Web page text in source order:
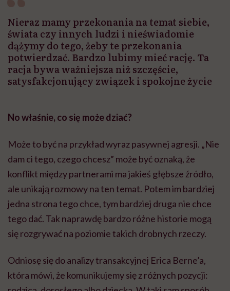
Nieraz mamy przekonania na temat siebie,
świata czy innych ludzi i nieświadomie
dążymy do tego, żeby te przekonania
potwierdzać. Bardzo lubimy mieć rację. Ta
racja bywa ważniejsza niż szczęście,
satysfakcjonujący związek i spokojne życie
No właśnie, co się może dziać?
Może to być na przykład wyraz pasywnej agresji. „Nie
dam ci tego, czego chcesz” może być oznaką, że
konflikt między partnerami ma jakieś głębsze źródło,
ale unikają rozmowy na ten temat. Potem im bardziej
jedna strona tego chce, tym bardziej druga nie chce
tego dać. Tak naprawdę bardzo różne historie mogą
się rozgrywać na poziomie takich drobnych rzeczy.
Odniosę się do analizy transakcyjnej Erica Berne’a,
która mówi, że komunikujemy się z różnych pozycji: